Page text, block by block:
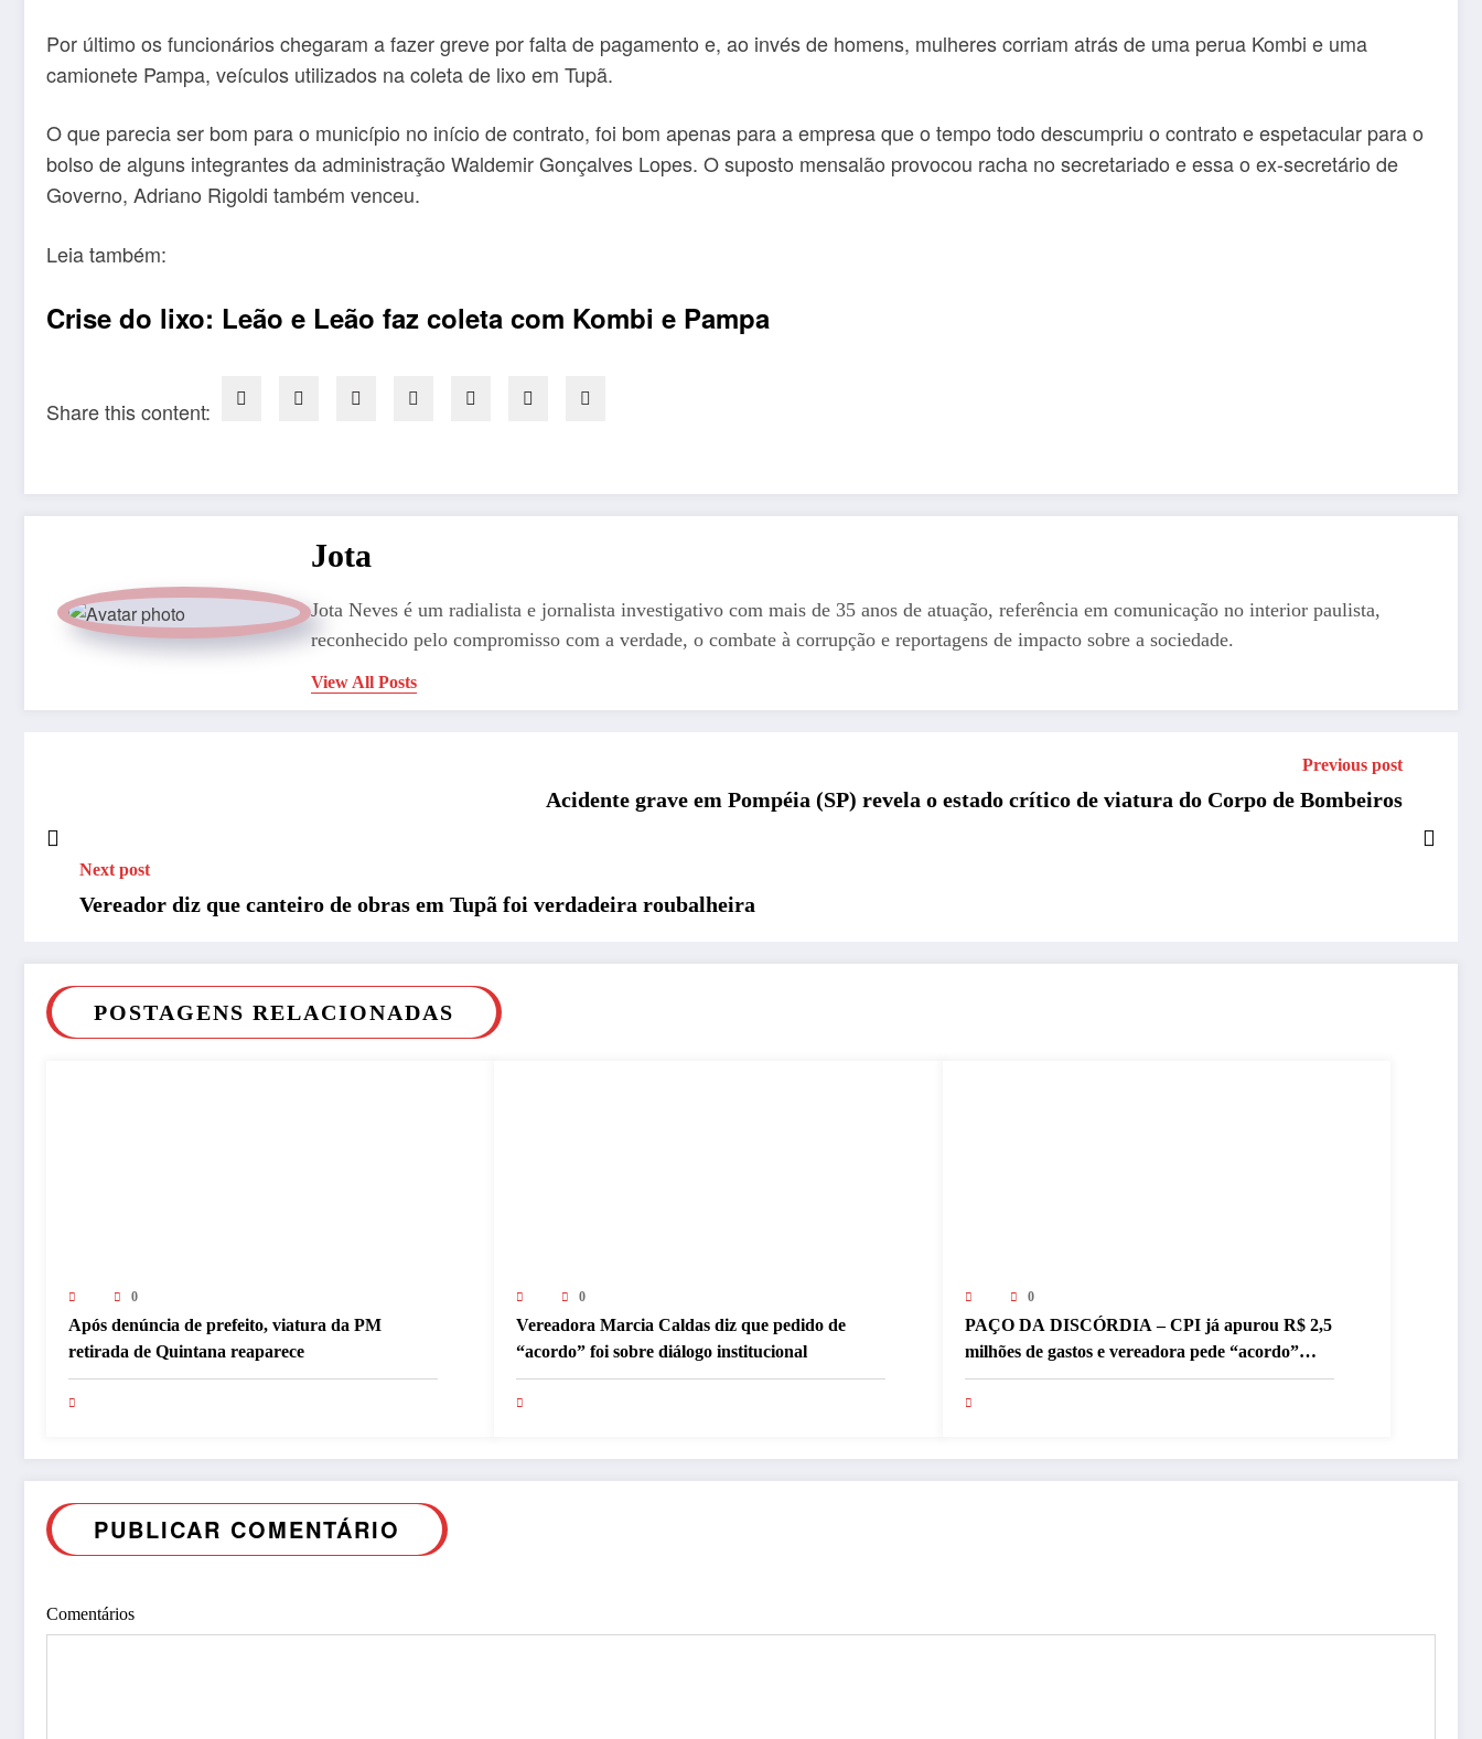
Por último os funcionários chegaram a fazer greve por falta de pagamento e, ao invés de homens, mulheres corriam atrás de uma perua Kombi e uma
camionete Pampa, veículos utilizados na coleta de lixo em Tupã.
O que parecia ser bom para o município no início de contrato, foi bom apenas para a empresa que o tempo todo descumpriu o contrato e espetacular para o
bolso de alguns integrantes da administração Waldemir Gonçalves Lopes. O suposto mensalão provocou racha no secretariado e essa o ex-secretário de
Governo, Adriano Rigoldi também venceu.
Leia também:
Crise do lixo: Leão e Leão faz coleta com Kombi e Pampa
Share this content:
Jota
Jota Neves é um radialista e jornalista investigativo com mais de 35 anos de atuação, referência em comunicação no interior paulista,
reconhecido pelo compromisso com a verdade, o combate à corrupção e reportagens de impacto sobre a sociedade.
View All Posts
Previous post
Acidente grave em Pompéia (SP) revela o estado crítico de viatura do Corpo de Bombeiros
Next post
Vereador diz que canteiro de obras em Tupã foi verdadeira roubalheira
POSTAGENS RELACIONADAS
0
Após denúncia de prefeito, viatura da PM
retirada de Quintana reaparece
0
Vereadora Marcia Caldas diz que pedido de
“acordo” foi sobre diálogo institucional
0
PAÇO DA DISCÓRDIA – CPI já apurou R$ 2,5
milhões de gastos e vereadora pede “acordo”
para aprovar R$ 9,5 milhões
PUBLICAR COMENTÁRIO
Comentários